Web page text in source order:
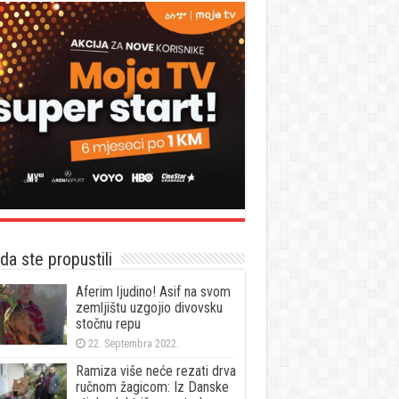
ste propustili
Aferim ljudino! Asif na svom
zemljištu uzgojio divovsku
stočnu repu
22. Septembra 2022.
Ramiza više neće rezati drva
ručnom žagicom: Iz Danske